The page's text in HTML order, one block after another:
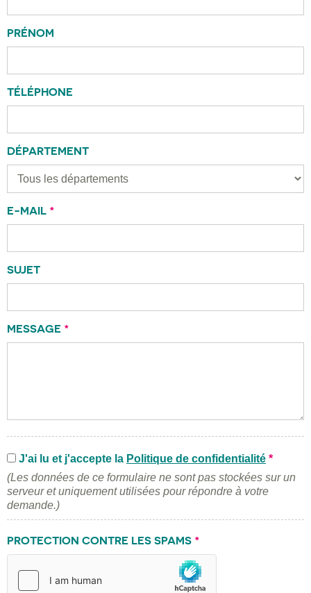
PRÉNOM
TÉLÉPHONE
DÉPARTEMENT
E-MAIL *
SUJET
MESSAGE *
J'ai lu et j'accepte la Politique de confidentialité *
(Les données de ce formulaire ne sont pas stockées sur un
serveur et uniquement utilisées pour répondre à votre
demande.)
PROTECTION CONTRE LES SPAMS *